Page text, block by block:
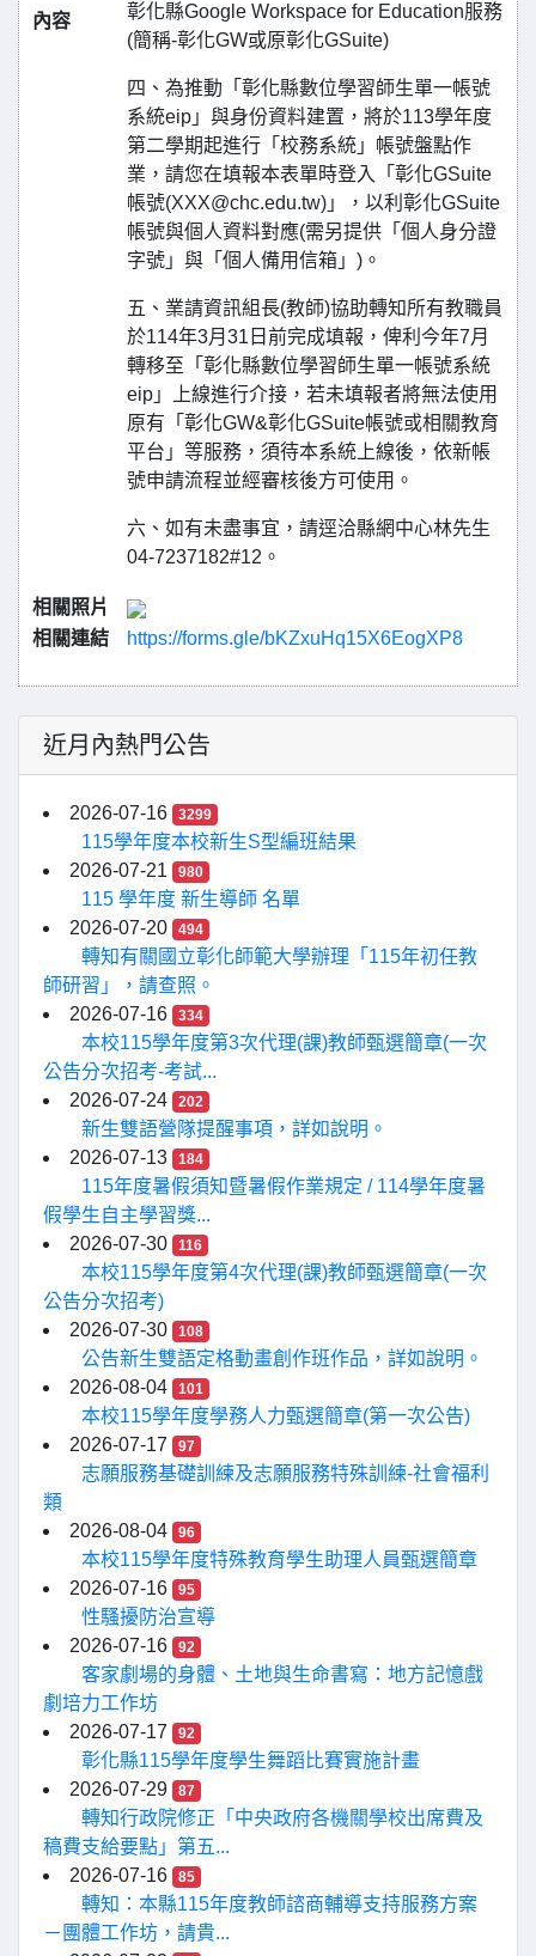
內容
彰化縣Google Workspace for Education服務
(簡稱-彰化GW或原彰化GSuite)
四、為推動「彰化縣數位學習師生單一帳號
系統eip」與身份資料建置，將於113學年度
第二學期起進行「校務系統」帳號盤點作
業，請您在填報本表單時登入「彰化GSuite
帳號(XXX@chc.edu.tw)」，以利彰化GSuite
帳號與個人資料對應(需另提供「個人身分證
字號」與「個人備用信箱」)。
五、業請資訊組長(教師)協助轉知所有教職員
於114年3月31日前完成填報，俾利今年7月
轉移至「彰化縣數位學習師生單一帳號系統
eip」上線進行介接，若未填報者將無法使用
原有「彰化GW&彰化GSuite帳號或相關教育
平台」等服務，須待本系統上線後，依新帳
號申請流程並經審核後方可使用。
六、如有未盡事宜，請逕洽縣網中心林先生
04-7237182#12。
相關照片
相關連結
https://forms.gle/bKZxuHq15X6EogXP8
近月內熱門公告
2026-07-16 3299
115學年度本校新生S型編班結果
2026-07-21
980
115 學年度 新生導師 名單
2026-07-20
494
轉知有關國立彰化師範大學辦理「115年初任教
師研習」，請查照。
2026-07-16
334
本校115學年度第3次代理(課)教師甄選簡章(一次
公告分次招考-考試...
2026-07-24
202
新生雙語營隊提醒事項，詳如說明。
2026-07-13
184
115年度暑假須知暨暑假作業規定 / 114學年度暑
假學生自主學習獎...
2026-07-30
116
本校115學年度第4次代理(課)教師甄選簡章(一次
公告分次招考)
2026-07-30
108
公告新生雙語定格動畫創作班作品，詳如說明。
2026-08-04
101
本校115學年度學務人力甄選簡章(第一次公告)
2026-07-17
97
志願服務基礎訓練及志願服務特殊訓練-社會福利
類
2026-08-04
96
本校115學年度特殊教育學生助理人員甄選簡章
2026-07-16
95
性騷擾防治宣導
2026-07-16
92
客家劇場的身體、土地與生命書寫：地方記憶戲
劇培力工作坊
2026-07-17
92
彰化縣115學年度學生舞蹈比賽實施計畫
2026-07-29
87
轉知行政院修正「中央政府各機關學校出席費及
稿費支給要點」第五...
2026-07-16
85
轉知：本縣115年度教師諮商輔導支持服務方案
－團體工作坊，請貴...